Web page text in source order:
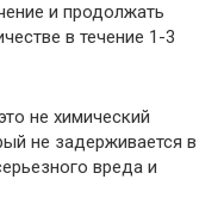
и продолжать
в течение 1-3
не химический
не задерживается в
вреда и